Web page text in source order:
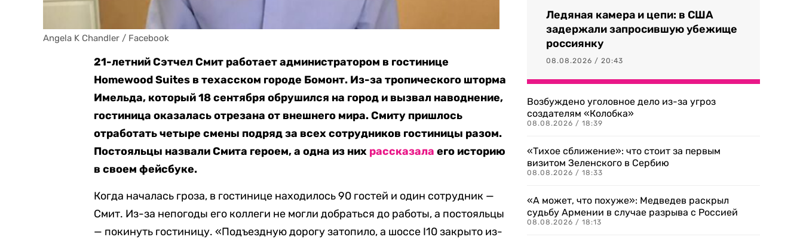
Angela K Chandler / Facebook
21-летний Сэтчел Смит работает администратором в гостинице
Homewood Suites в техасском городе Бомонт. Из-за тропического шторма
Имельда, который 18 сентября обрушился на город и вызвал наводнение,
гостиница оказалась отрезана от внешнего мира. Смиту пришлось
отработать четыре смены подряд за всех сотрудников гостиницы разом.
Постояльцы назвали Смита героем, а одна из них рассказала его историю
в своем фейсбуке.
Когда началась гроза, в гостинице находилось 90 гостей и один сотрудник —
Смит. Из-за непогоды его коллеги не могли добраться до работы, а постояльцы
— покинуть гостиницу. «Подъездную дорогу затопило, а шоссе I10 закрыто из-
Ледяная камера и цепи: в США
задержали запросившую убежище
россиянку
08.08.2026 / 20:43
Возбуждено уголовное дело из-за угроз
создателям «Колобка»
08.08.2026 / 18:39
«Тихое сближение»: что стоит за первым
визитом Зеленского в Сербию
08.08.2026 / 18:33
«А может, что похуже»: Медведев раскрыл
судьбу Армении в случае разрыва с Россией
08.08.2026 / 18:13